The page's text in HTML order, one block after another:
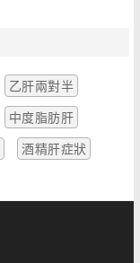
乙肝兩對半
中度脂肪肝
酒精肝症狀